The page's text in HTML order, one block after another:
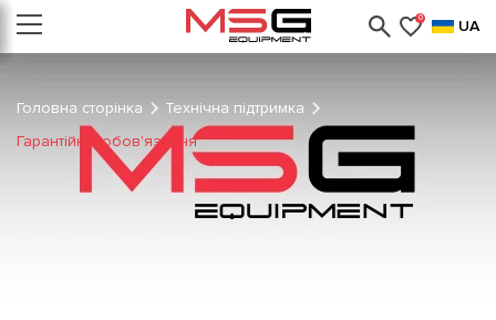
0 UA
Головна сторінка
Технічна підтримка
Гарантійні зобов'язання